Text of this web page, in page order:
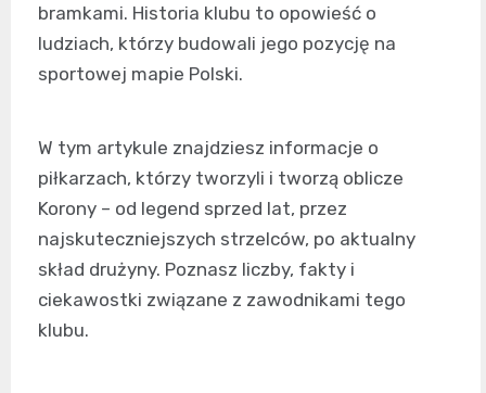
bramkami. Historia klubu to opowieść o
ludziach, którzy budowali jego pozycję na
sportowej mapie Polski.
W tym artykule znajdziesz informacje o
piłkarzach, którzy tworzyli i tworzą oblicze
Korony – od legend sprzed lat, przez
najskuteczniejszych strzelców, po aktualny
skład drużyny. Poznasz liczby, fakty i
ciekawostki związane z zawodnikami tego
klubu.